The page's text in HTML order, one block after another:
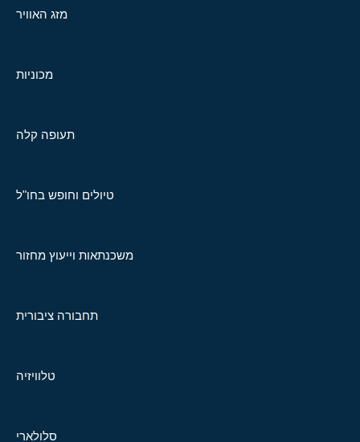
מזג האוויר
מכוניות
תעופה קלה
טיולים וחופש בחו"ל
משכנתאות וייעוץ מחזור
תחבורה ציבורית
טלוויזיה
סלולארי